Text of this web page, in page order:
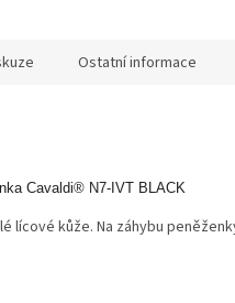
Ostatní informace
Cavaldi® N7-IVT BLACK
lícové kůže. Na záhybu